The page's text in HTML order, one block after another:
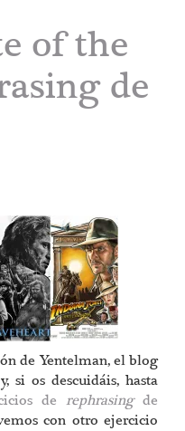
of the
de
de Yentelman, el blog
si os descuidáis, hasta
de rephrasingde
con otro ejercicio